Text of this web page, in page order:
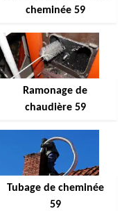
cheminée 59
Ramonage de
chaudière 59
Tubage de cheminée
59